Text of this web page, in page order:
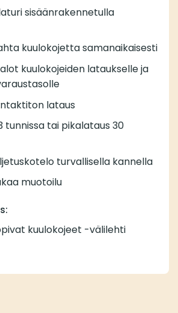
sisäänrakennetulla
kuulokojetta samanaikaisesti
kuulokojeiden lataukselle ja
lataus
tunnissa tai pikalataus 30
turvallisella kannella
muotoilu
kuulokojeet -välilehti